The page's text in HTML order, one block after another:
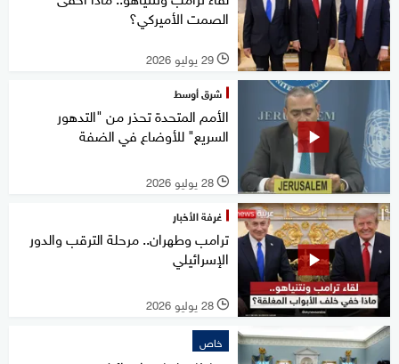
الصمت الأميركي؟
l 29 يوليو 2026
شرق أوسط
الأمم المتحدة تحذر من "التدهور
السريع" للأوضاع في الضفة
l 28 يوليو 2026
غرفة الأخبار
ترامب وطهران.. مرحلة الترقب والدور
الإسرائيلي
l 28 يوليو 2026
خاص